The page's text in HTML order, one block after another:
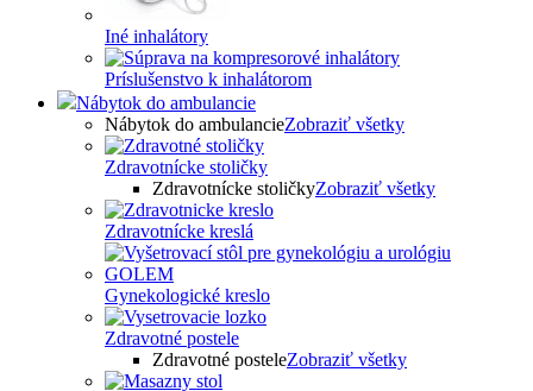
Iné inhalátory
Príslušenstvo k inhalátorom
Nábytok do ambulancie
Nábytok do ambulancieZobraziť všetky
Zdravotnícke stoličky
Zdravotnícke stoličkyZobraziť všetky
Zdravotnícke kreslá
Gynekologické kreslo
Zdravotné postele
Zdravotné posteleZobraziť všetky